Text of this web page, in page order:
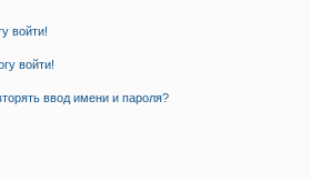
войти!
войти!
ввод имени и пароля?